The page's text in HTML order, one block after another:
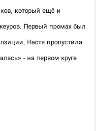
который ещё и
Первый промах был
Настя пропустила
- на первом круге